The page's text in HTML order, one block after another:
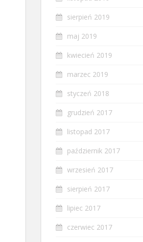
sierpień 2019
maj 2019
kwiecień 2019
marzec 2019
styczeń 2018
grudzień 2017
listopad 2017
październik 2017
wrzesień 2017
sierpień 2017
lipiec 2017
czerwiec 2017